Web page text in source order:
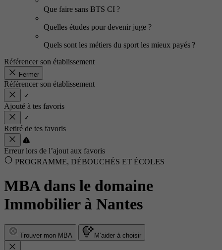
Que faire sans BTS CI ?
Quelles études pour devenir juge ?
Quels sont les métiers du sport les mieux payés ?
Référencer son établissement
Fermer
Référencer son établissement
Ajouté à tes favoris
Retiré de tes favoris
Erreur lors de l’ajout aux favoris
PROGRAMME, DÉBOUCHÉS ET ÉCOLES
MBA dans le domaine
Immobilier à Nantes
Trouver mon MBA M’aider à choisir